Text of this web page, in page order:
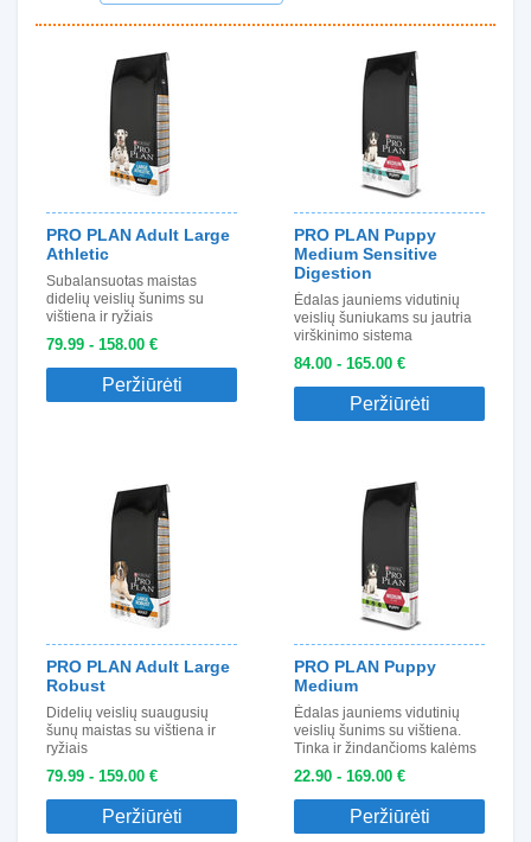
PRO PLAN Adult Large
Athletic
Subalansuotas maistas
didelių veislių šunims su
vištiena ir ryžiais
79.99 - 158.00 €
Peržiūrėti
PRO PLAN Puppy
Medium Sensitive
Digestion
Ėdalas jauniems vidutinių
veislių šuniukams su jautria
virškinimo sistema
84.00 - 165.00 €
Peržiūrėti
PRO PLAN Adult Large
Robust
Didelių veislių suaugusių
šunų maistas su vištiena ir
ryžiais
79.99 - 159.00 €
Peržiūrėti
PRO PLAN Puppy
Medium
Ėdalas jauniems vidutinių
veislių šunims su vištiena.
Tinka ir žindančioms kalėms
22.90 - 169.00 €
Peržiūrėti